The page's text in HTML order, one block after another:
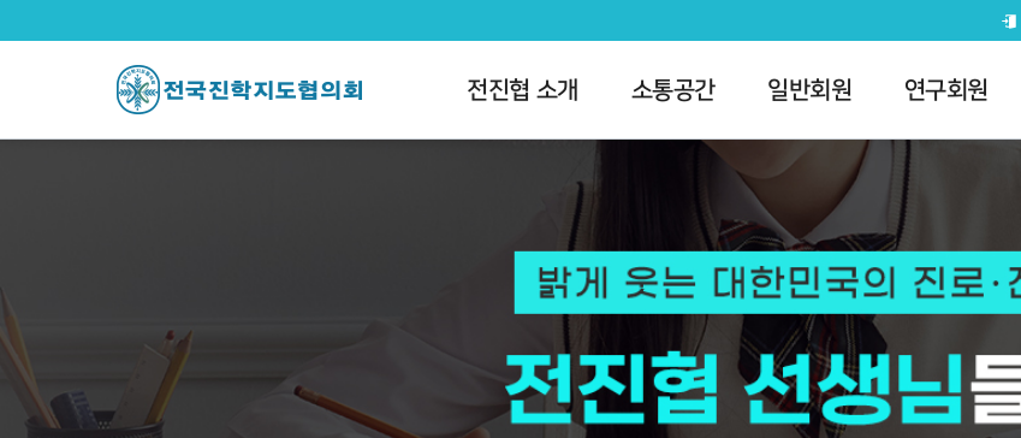
전진협 소개 소통공간 일반회원 연구회원